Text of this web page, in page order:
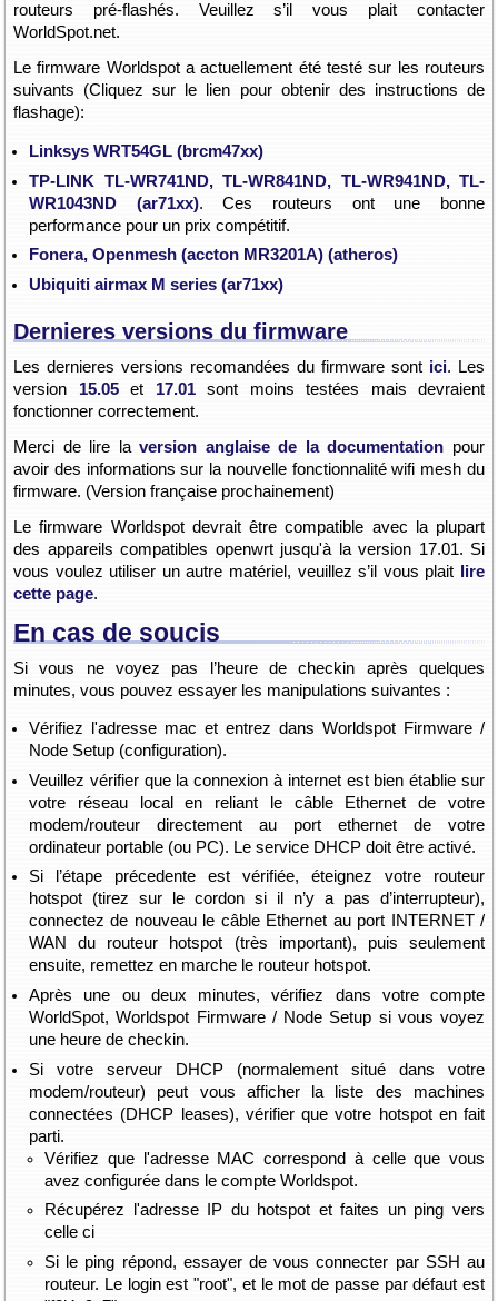
routeurs pré-flashés. Veuillez s’il vous plait contacter
WorldSpot.net.
Le firmware Worldspot a actuellement été testé sur les routeurs
suivants (Cliquez sur le lien pour obtenir des instructions de
flashage):
Linksys WRT54GL (brcm47xx)
TP-LINK TL-WR741ND, TL-WR841ND, TL-WR941ND, TL-
WR1043ND (ar71xx). Ces routeurs ont une bonne
performance pour un prix compétitif.
Fonera, Openmesh (accton MR3201A) (atheros)
Ubiquiti airmax M series (ar71xx)
Dernieres versions du firmware
Les dernieres versions recomandées du firmware sont ici. Les
version 15.05et 17.01sont moins testées mais devraient
fonctionner correctement.
Merci de lire laversion anglaise de la documentation pour
avoir des informations sur la nouvelle fonctionnalité wifi mesh du
firmware. (Version française prochainement)
Le firmware Worldspot devrait être compatible avec la plupart
des appareils compatibles openwrt jusqu'à la version 17.01. Si
vous voulez utiliser un autre matériel, veuillez s’il vous plait lire
cette page.
En cas de soucis
Si vous ne voyez pas l’heure de checkin après quelques
minutes, vous pouvez essayer les manipulations suivantes :
Vérifiez l'adresse mac et entrez dans Worldspot Firmware /
Node Setup (configuration).
Veuillez vérifier que la connexion à internet est bien établie sur
votre réseau local en reliant le câble Ethernet de votre
modem/routeur directement au port ethernet de votre
ordinateur portable (ou PC). Le service DHCP doit être activé.
Si l’étape précedente est vérifiée, éteignez votre routeur
hotspot (tirez sur le cordon si il n’y a pas d’interrupteur),
connectez de nouveau le câble Ethernet au port INTERNET /
WAN du routeur hotspot (très important), puis seulement
ensuite, remettez en marche le routeur hotspot.
Après une ou deux minutes, vérifiez dans votre compte
WorldSpot, Worldspot Firmware / Node Setup si vous voyez
une heure de checkin.
Si votre serveur DHCP (normalement situé dans votre
modem/routeur) peut vous afficher la liste des machines
connectées (DHCP leases), vérifier que votre hotspot en fait
parti.
Vérifiez que l'adresse MAC correspond à celle que vous
avez configurée dans le compte Worldspot.
Récupérez l'adresse IP du hotspot et faites un ping vers
celle ci
Si le ping répond, essayer de vous connecter par SSH au
routeur. Le login est "root", et le mot de passe par défaut est